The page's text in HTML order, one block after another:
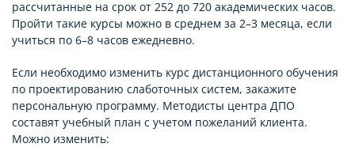
рассчитанные на срок от 252 до 720 академических часов.
Пройти такие курсы можно в среднем за 2–3 месяца, если
учиться по 6–8 часов ежедневно.
Если необходимо изменить курс дистанционного обучения
по проектированию слаботочных систем, закажите
персональную программу. Методисты центра ДПО
составят учебный план с учетом пожеланий клиента.
Можно изменить: